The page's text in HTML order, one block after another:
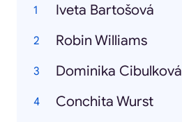
Iveta Bartošová
Robin Williams
Dominika Cibulková
Conchita Wurst